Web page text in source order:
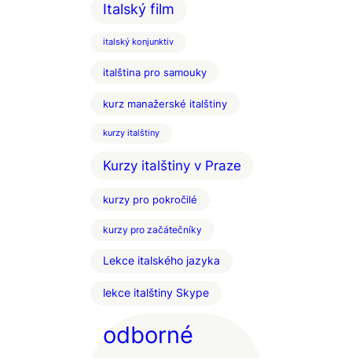
Italský film
italský konjunktiv
italština pro samouky
kurz manažerské italštiny
kurzy italštiny
Kurzy italštiny v Praze
kurzy pro pokročilé
kurzy pro začátečníky
Lekce italského jazyka
lekce italštiny Skype
odborné